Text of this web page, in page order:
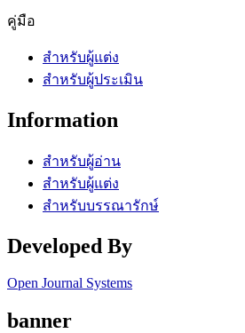
คู่มือ
สำหรับผู้แต่ง
สำหรับผู้ประเมิน
Information
สำหรับผู้อ่าน
สำหรับผู้แต่ง
สำหรับบรรณารักษ์
Developed By
Open Journal Systems
banner